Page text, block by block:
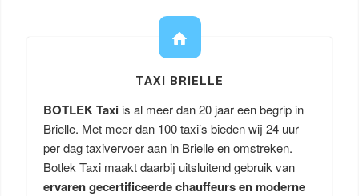
TAXI BRIELLE
BOTLEK Taxi is al meer dan 20 jaar een begrip in
Brielle. Met meer dan 100 taxi’s bieden wij 24 uur
per dag taxivervoer aan in Brielle en omstreken.
Botlek Taxi maakt daarbij uitsluitend gebruik van
ervaren gecertificeerde chauffeurs en moderne